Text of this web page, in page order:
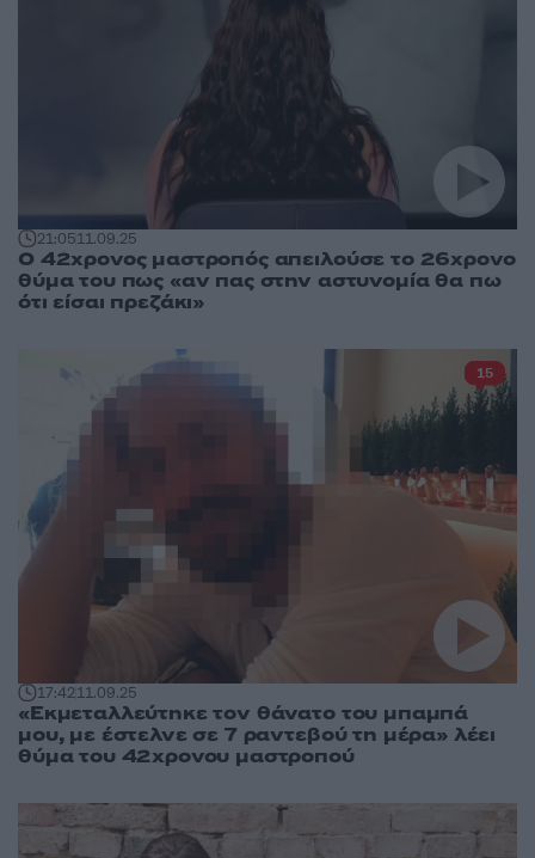
21:0511.09.25
Ο 42χρονος μαστροπός απειλούσε το 26χρονο
θύμα του πως «αν πας στην αστυνομία θα πω
ότι είσαι πρεζάκι»
17:4211.09.25
«Εκμεταλλεύτηκε τον θάνατο του μπαμπά
μου, με έστελνε σε 7 ραντεβού τη μέρα» λέει
θύμα του 42χρονου μαστροπού
15